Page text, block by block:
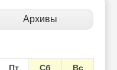
Архивы
Пт Сб
Вс